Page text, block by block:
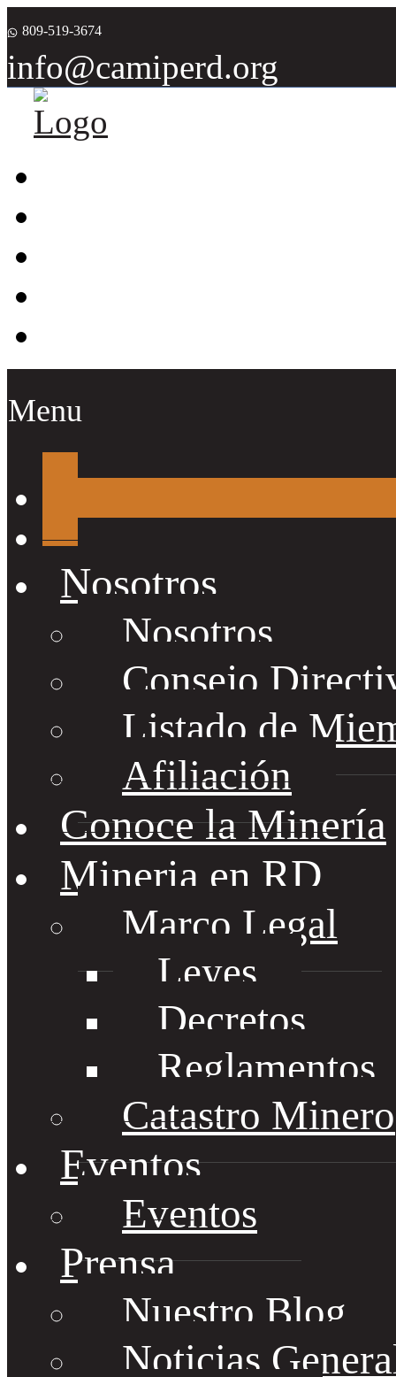
809-519-3674
info@camiperd.org
Menu
Nosotros
Nosotros
Consejo
Listado de
Afiliación
Conoce la Minería
Mineria en RD
Marco Legal
Leyes
Decretos
Reglamentos
Catastro Minero
Eventos
Eventos
Prensa
Nuestro Blog
Noticias